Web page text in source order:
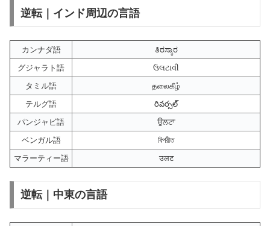
逆転｜インド周辺の言語
カンナダ語
ತಿರಸ್ಕಾರ
グジャラト語
ઉલટાવી
タミル語
தலைகீழ்
テルグ語
రివర్సల్
パンジャビ語
ਉਲਟਾ
ベンガル語
বিপরীত
マラーティー語
उलट
逆転｜中東の言語